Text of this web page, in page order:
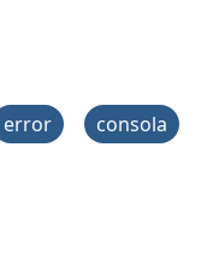
error consola